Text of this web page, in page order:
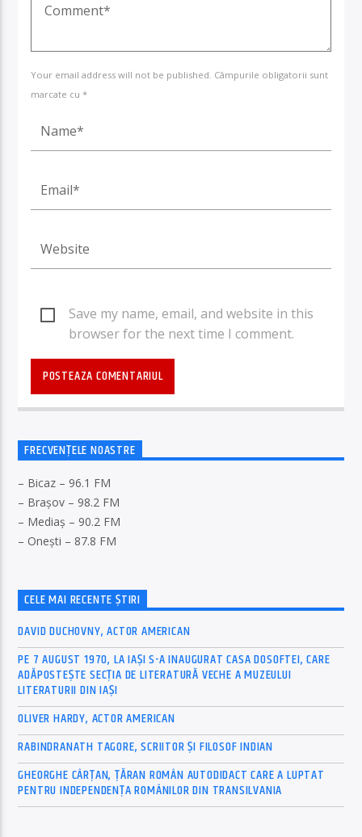
Your email address will not be published. Câmpurile obligatorii sunt
marcate cu *
Save my name, email, and website in this
browser for the next time I comment.
FRECVENȚELE NOASTRE
– Bicaz – 96.1 FM
– Brașov – 98.2 FM
– Mediaș – 90.2 FM
– Onești – 87.8 FM
CELE MAI RECENTE ȘTIRI
DAVID DUCHOVNY, ACTOR AMERICAN
PE 7 AUGUST 1970, LA IAŞI S-A INAUGURAT CASA DOSOFTEI, CARE
ADĂPOSTEŞTE SECŢIA DE LITERATURĂ VECHE A MUZEULUI
LITERATURII DIN IAŞI
OLIVER HARDY, ACTOR AMERICAN
RABINDRANATH TAGORE, SCRIITOR ȘI FILOSOF INDIAN
GHEORGHE CÂRȚAN, ŢĂRAN ROMÂN AUTODIDACT CARE A LUPTAT
PENTRU INDEPENDENȚA ROMÂNILOR DIN TRANSILVANIA